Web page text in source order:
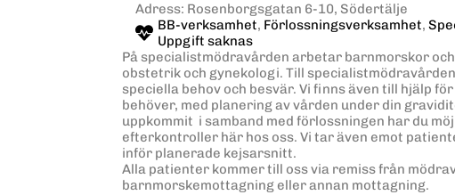
Adress: Rosenborgsgatan 6-10, Södertälje
BB-verksamhet, Förlossningsverksamhet,
Uppgift saknas
På specialistmödravården arbetar barnmorskor
obstetrik och gynekologi. Till
speciella behov och besvär. Vi finns även till hjälp
behöver, med planering av vården under din
uppkommit i samband med förlossningen har du
efterkontroller här hos oss. Vi tar även emot
inför planerade kejsarsnitt.
Alla patienter kommer till oss via remiss från
barnmorskemottagning eller annan mottagning.